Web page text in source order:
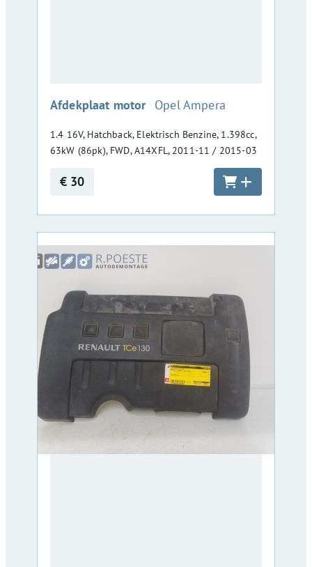
Afdekplaat motor :Opel Ampera
1.4 16V, Hatchback, Elektrisch Benzine, 1.398cc,
63kW (86pk), FWD, A14XFL, 2011-11 / 2015-03
€ 30